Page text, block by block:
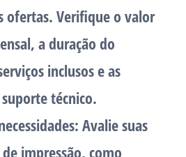
ofertas. Verifique o valor
a duração do
inclusos e as
técnico.
Avalie suas
impressão, como